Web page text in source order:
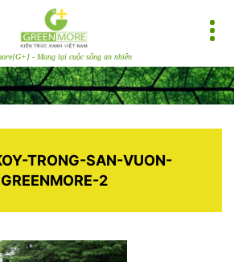
- Mang lại cuộc sống an nhiên
TRONG-SAN-VUON-
GREENMORE-2